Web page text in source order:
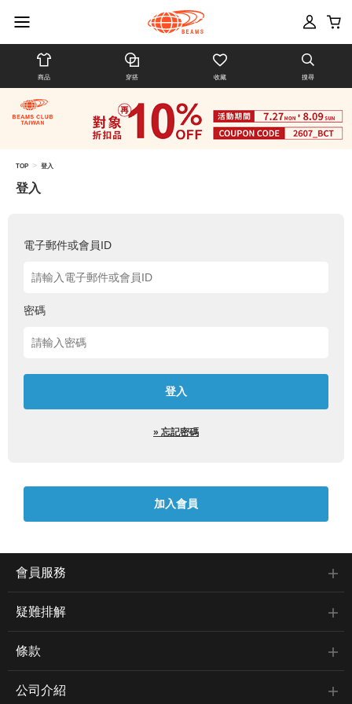
商品 穿搭 收藏 搜尋
TOP > 登入
登入
電子郵件或會員ID
密碼
» 忘記密碼
會員服務
疑難排解
條款
公司介紹